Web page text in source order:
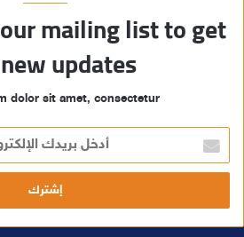
mailing list to get
updates!
dolor sit amet, consectetur.
خ
ل
ر